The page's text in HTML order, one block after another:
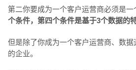
第二你要成为一个客户运营商必须是
个条件，第四个条件是基于3个数据的
但是除了你成为一个客户运营商、数
的企业。